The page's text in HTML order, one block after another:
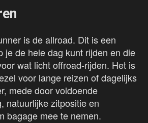
is de allroad. Dit is een
je de hele dag kunt rijden en die
wat licht offroad-rijden. Het is
voor lange reizen of dagelijks
mede door voldoende
natuurlijke zitpositie en
bagage mee te nemen.